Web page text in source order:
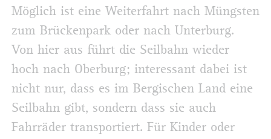
Möglich ist eine Weiterfahrt nach Müngsten
zum Brückenpark oder nach Unterburg.
Von hier aus führt die Seilbahn wieder
hoch nach Oberburg; interessant dabei ist
nicht nur, dass es im Bergischen Land eine
Seilbahn gibt, sondern dass sie auch
Fahrräder transportiert. Für Kinder oder